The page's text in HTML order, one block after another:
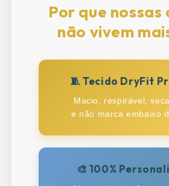
Por que nossas
não vivem
🧵 Tecido DryFit
Macio, respirável,
e não marca embaixo
🎨 100%